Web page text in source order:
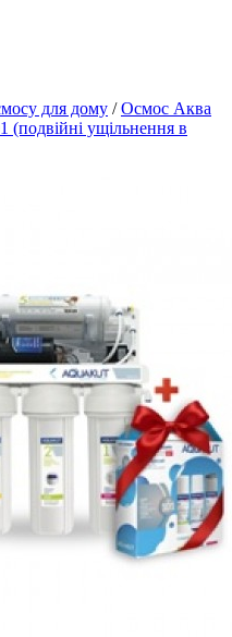
для дому /Осмос Аква
ущільнення в